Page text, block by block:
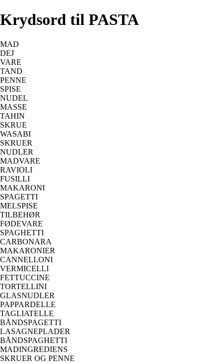
Krydsord til PASTA
MAD
DEJ
VARE
TAND
PENNE
SPISE
NUDEL
MASSE
TAHIN
SKRUE
WASABI
SKRUER
NUDLER
MADVARE
RAVIOLI
FUSILLI
MAKARONI
SPAGETTI
MELSPISE
TILBEHØR
FØDEVARE
SPAGHETTI
CARBONARA
MAKARONIER
CANNELLONI
VERMICELLI
FETTUCCINE
TORTELLINI
GLASNUDLER
PAPPARDELLE
TAGLIATELLE
BÅNDSPAGETTI
LASAGNEPLADER
BÅNDSPAGHETTI
MADINGREDIENS
SKRUER OG PENNE